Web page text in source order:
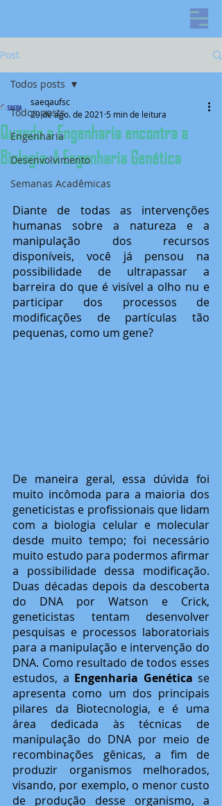
Post
Todos posts
Engenharia
Desenvolvimento
Semanas Acadêmicas
Todos posts
Quando a Engenharia encontra a
Biologia: A Engenharia Genética
saeqaufsc
29 de ago. de 2021 5 min de leitura
Diante de todas as intervenções
humanas sobre a natureza e a
manipulação dos recursos
disponíveis, você já pensou na
possibilidade de ultrapassar a
barreira do que é visível a olho nu e
participar dos processos de
modificações de partículas tão
pequenas, como um gene?
De maneira geral, essa dúvida foi
muito incômoda para a maioria dos
geneticistas e profissionais que lidam
com a biologia celular e molecular
desde muito tempo; foi necessário
muito estudo para podermos afirmar
a possibilidade dessa modificação.
Duas décadas depois da descoberta
do DNA por Watson e Crick,
geneticistas tentam desenvolver
pesquisas e processos laboratoriais
para a manipulação e intervenção do
DNA. Como resultado de todos esses
estudos, a Engenharia Genética se
apresenta como um dos principais
pilares da Biotecnologia, e é uma
área dedicada às técnicas de
manipulação do DNA por meio de
recombinações gênicas, a fim de
produzir organismos melhorados,
visando, por exemplo, o menor custo
de produção desse organismo, a